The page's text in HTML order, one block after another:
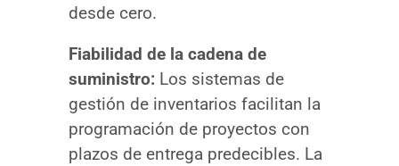
desde cero.
Fiabilidad de la cadena de
suministro: Los sistemas de
gestión de inventarios facilitan la
programación de proyectos con
plazos de entrega predecibles. La